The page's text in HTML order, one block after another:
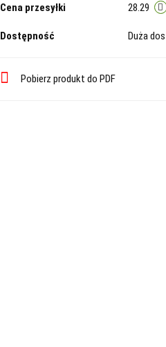
Cena przesyłki 28.29
Dostępność Duża
Pobierz produkt do PDF